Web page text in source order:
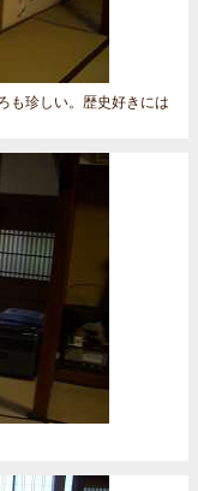
も珍しい。歴史好きには